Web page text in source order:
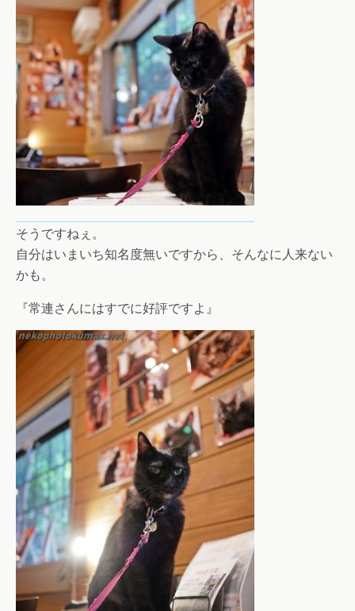
そうですねぇ。
自分はいまいち知名度無いですから、そんなに人来ない
かも。
『常連さんにはすでに好評ですよ』